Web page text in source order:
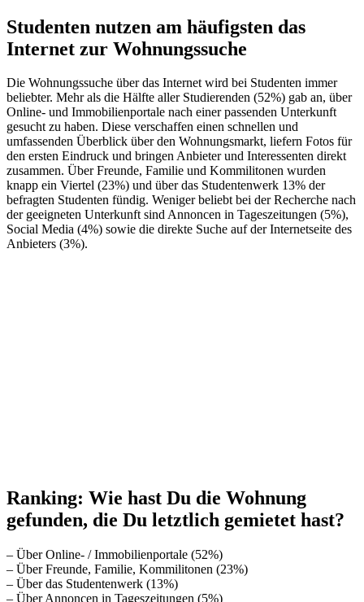
Studenten nutzen am häufigsten das
Internet zur Wohnungssuche
Die Wohnungssuche über das Internet wird bei Studenten immer
beliebter. Mehr als die Hälfte aller Studierenden (52%) gab an, über
Online- und Immobilienportale nach einer passenden Unterkunft
gesucht zu haben. Diese verschaffen einen schnellen und
umfassenden Überblick über den Wohnungsmarkt, liefern Fotos für
den ersten Eindruck und bringen Anbieter und Interessenten direkt
zusammen. Über Freunde, Familie und Kommilitonen wurden
knapp ein Viertel (23%) und über das Studentenwerk 13% der
befragten Studenten fündig. Weniger beliebt bei der Recherche nach
der geeigneten Unterkunft sind Annoncen in Tageszeitungen (5%),
Social Media (4%) sowie die direkte Suche auf der Internetseite des
Anbieters (3%).
Ranking: Wie hast Du die Wohnung
gefunden, die Du letztlich gemietet hast?
– Über Online- / Immobilienportale (52%)
– Über Freunde, Familie, Kommilitonen (23%)
– Über das Studentenwerk (13%)
– Über Annoncen in Tageszeitungen (5%)